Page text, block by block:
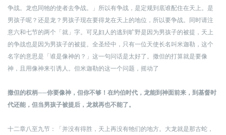
争战。龙也同牠的使者去争战。」 所以有争战，是定规到底谁配住在天上。是
男孩子呢？还是龙？男孩子现在要得龙在天上的地位，所以要争战。同时请注
意六和七节的两个「就」字。可见妇人的逃到旷野是因为男孩子的被提，天上
的争战也是因为男孩子的被提。全圣经中，只有一位天使长名叫米迦勒，这个
名字的意思是「谁是像神的？」这一句问话是太好了。撒但的打算就是要像
神，且用像神来引诱人。但米迦勒的这一个问题，摇动了
撒但的权柄──你要像神，但你不够！ 在约伯时代，龙能到神面前来，到基督时
代还能，但当男孩子被提后，龙就再也不能了。
十二章八至九节：「并没有得胜，天上再没有牠们的地方。大龙就是那古蛇，